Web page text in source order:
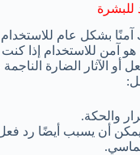
للبشرة
آمنًا بشكل عام
هو آمن للاستخدام إذا كنت
أو الآثار الضارة
والحكة.
يمكن أن يسبب أيضًا رد